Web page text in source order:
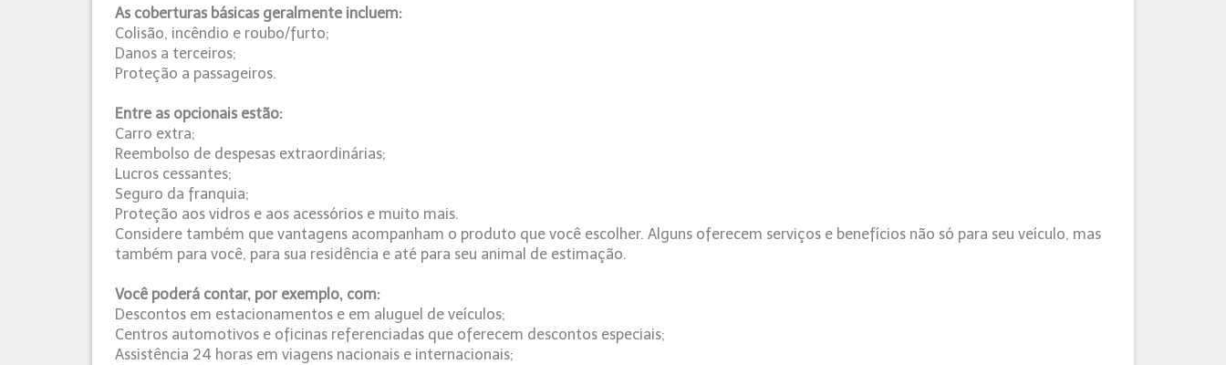
As coberturas básicas geralmente incluem:
Colisão, incêndio e roubo/furto;
Danos a terceiros;
Proteção a passageiros.
Entre as opcionais estão:
Carro extra;
Reembolso de despesas extraordinárias;
Lucros cessantes;
Seguro da franquia;
Proteção aos vidros e aos acessórios e muito mais.
Considere também que vantagens acompanham o produto que você escolher. Alguns oferecem serviços e benefícios não só para seu veículo, mas
também para você, para sua residência e até para seu animal de estimação.
Você poderá contar, por exemplo, com:
Descontos em estacionamentos e em aluguel de veículos;
Centros automotivos e oficinas referenciadas que oferecem descontos especiais;
Assistência 24 horas em viagens nacionais e internacionais;